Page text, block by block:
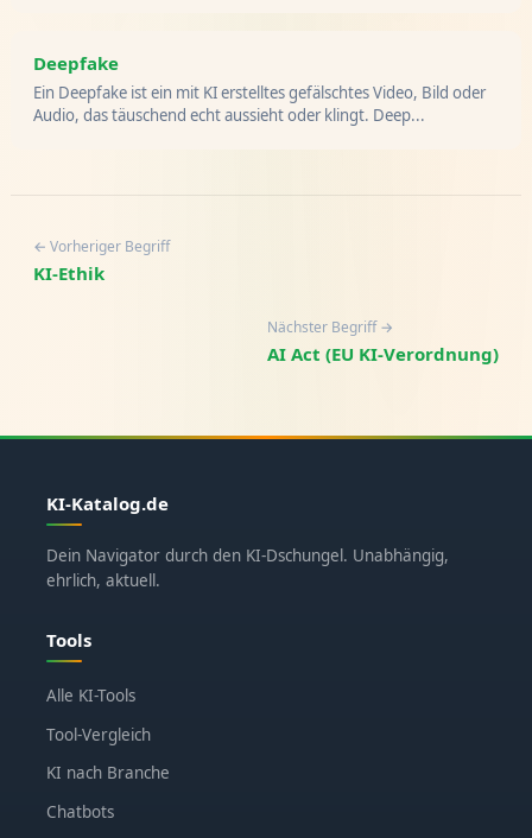
Deepfake
Ein Deepfake ist ein mit KI erstelltes gefälschtes Video, Bild oder
Audio, das täuschend echt aussieht oder klingt. Deep...
← Vorheriger Begriff
KI-Ethik
Nächster Begriff →
AI Act (EU KI-Verordnung)
KI-Katalog.de
Dein Navigator durch den KI-Dschungel. Unabhängig,
ehrlich, aktuell.
Tools
Alle KI-Tools
Tool-Vergleich
KI nach Branche
Chatbots